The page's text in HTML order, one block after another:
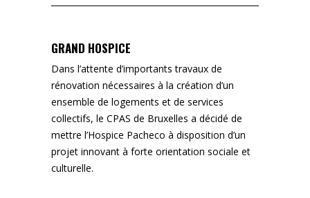
for:
GRAND HOSPICE
Dans l’attente d’importants travaux de
rénovation nécessaires à la création d’un
ensemble de logements et de services
collectifs, le CPAS de Bruxelles a décidé de
mettre l’Hospice Pacheco à disposition d’un
projet innovant à forte orientation sociale et
culturelle.